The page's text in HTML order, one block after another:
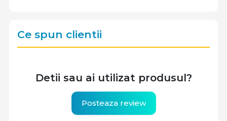
Ce spun clientii
Detii sau ai utilizat produsul?
Posteaza review